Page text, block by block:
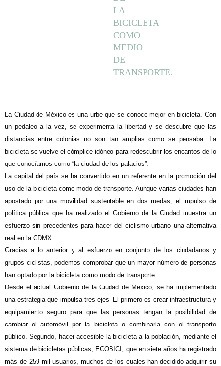
LA
BICICLETA
COMO
MEDIO
DE
TRANSPORTE.
La Ciudad de México es una urbe que se conoce mejor en bicicleta. Con
un pedaleo a la vez, se experimenta la libertad y se descubre que las
distancias entre colonias no son tan amplias como se pensaba. La
bicicleta se vuelve el cómplice idóneo para redescubrir los encantos de lo
que conocíamos como “la ciudad de los palacios”.
La capital del país se ha convertido en un referente en la promoción del
uso de la bicicleta como modo de transporte. Aunque varias ciudades han
apostado por una movilidad sustentable en dos ruedas, el impulso de
política pública que ha realizado el Gobierno de la Ciudad muestra un
esfuerzo sin precedentes para hacer del ciclismo urbano una alternativa
real en la CDMX.
Gracias a lo anterior y al esfuerzo en conjunto de los ciudadanos y
grupos ciclistas, podemos comprobar que un mayor número de personas
han optado por la bicicleta como modo de transporte.
Desde el actual Gobierno de la Ciudad de México, se ha implementado
una estrategia que impulsa tres ejes. El primero es crear infraestructura y
equipamiento seguro para que las personas tengan la posibilidad de
cambiar el automóvil por la bicicleta o combinarla con el transporte
público. Segundo, hacer accesible la bicicleta a la población, mediante el
sistema de bicicletas públicas, ECOBICI, que en siete años ha registrado
más de 259 mil usuarios, muchos de los cuales han decidido adquirir su